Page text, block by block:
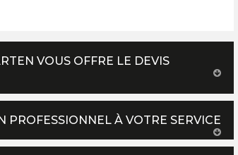
VOUS OFFRE LE DEVIS
PROFESSIONNEL À VOTRE SERVICE